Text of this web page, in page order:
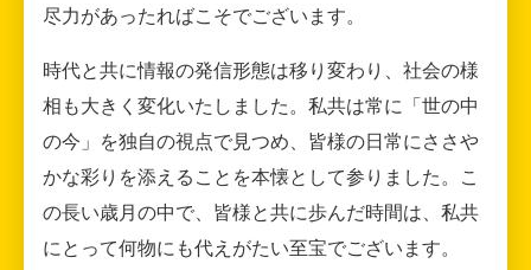
尽力があったればこそでございます。
時代と共に情報の発信形態は移り変わり、社会の様
相も大きく変化いたしました。私共は常に「世の中
の今」を独自の視点で見つめ、皆様の日常にささや
かな彩りを添えることを本懐として参りました。こ
の長い歳月の中で、皆様と共に歩んだ時間は、私共
にとって何物にも代えがたい至宝でございます。